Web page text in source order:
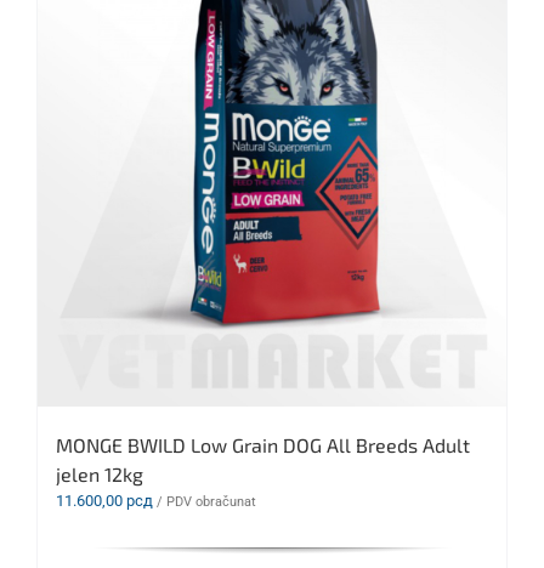
MONGE BWILD Low Grain DOG All Breeds Adult
jelen 12kg
11.600,00 рсд / PDV obračunat